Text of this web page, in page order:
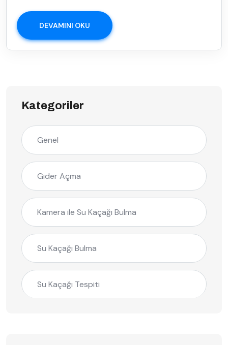
DEVAMINI OKU
Kategoriler
Genel
Gider Açma
Kamera ile Su Kaçağı Bulma
Su Kaçağı Bulma
Su Kaçağı Tespiti